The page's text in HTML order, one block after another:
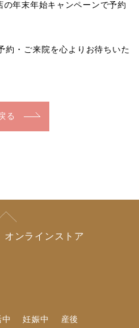
の年末年始キャンペーンで予約
約・ご来院を心よりお待ちいた
る
オンラインストア
妊娠中 産後